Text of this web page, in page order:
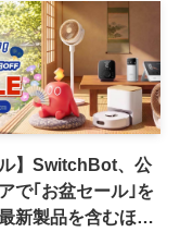
ル】SwitchBot、公
で｢お盆セール｣を
新製品を含むほぼ